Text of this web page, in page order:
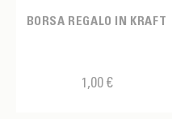
BORSA REGALO IN KRAFT
1,00 €